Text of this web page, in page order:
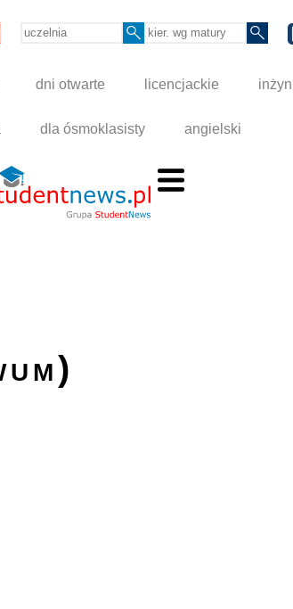
dni otwarte licencjackie
dla ósmoklasisty angielski